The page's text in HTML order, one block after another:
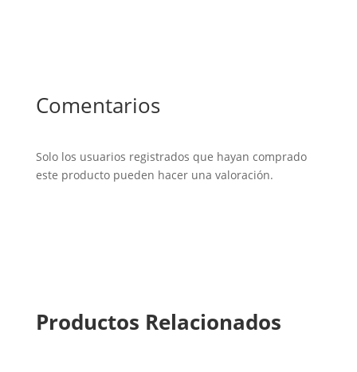
Comentarios
Solo los usuarios registrados que hayan comprado
este producto pueden hacer una valoración.
Productos Relacionados